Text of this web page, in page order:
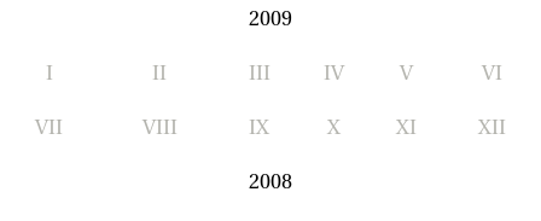
2009
I II III IV V VI
VII VIII IX X XI XII
2008